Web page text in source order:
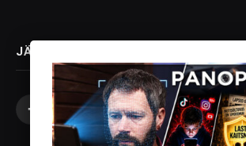
JÄLGI SOTSIAALMEEDIAS
Facebook
X
(Twitter)
InstagramYouTubeTelegram